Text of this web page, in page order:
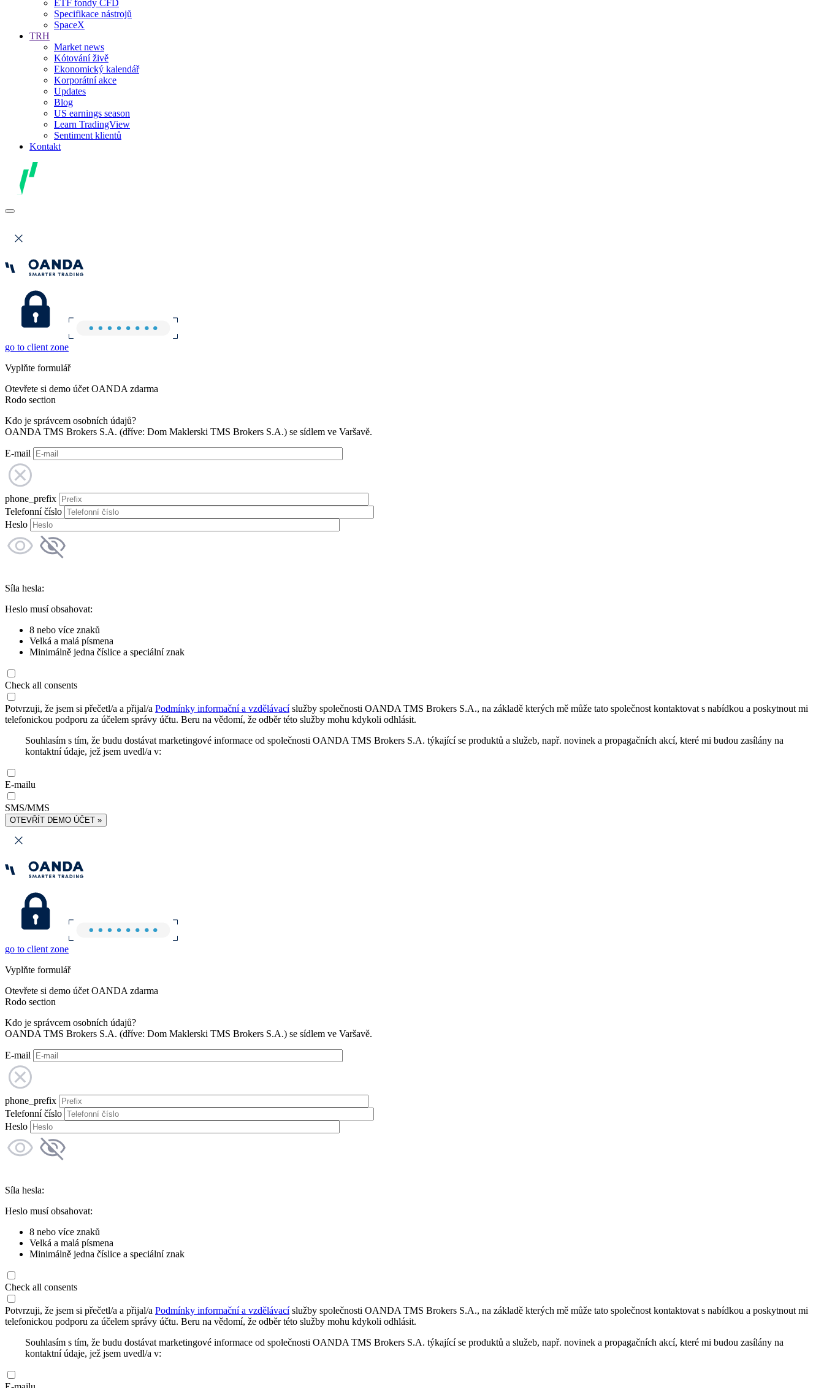
ETF fondy CFD
Specifikace nástrojů
SpaceX
TRH
Market news
Kótování živě
Ekonomický kalendář
Korporátní akce
Updates
Blog
US earnings season
Learn TradingView
Sentiment klientů
Kontakt
go to client zone
Vyplňte formulář
Otevřete si demo účet OANDA zdarma
Rodo section
Kdo je správcem osobních údajů?
OANDA TMS Brokers S.A. (dříve: Dom Maklerski TMS Brokers S.A.) se sídlem ve Varšavě.
E-mail
phone_prefix
Telefonní číslo
Heslo
Síla hesla:
Heslo musí obsahovat:
8 nebo více znaků
Velká a malá písmena
Minimálně jedna číslice a speciální znak
Check all consents
Potvrzuji, že jsem si přečetl/a a přijal/a Podmínky informační a vzdělávacíslužby společnosti OANDA TMS Brokers S.A., na základě kterých mě může tato společnost kontaktovat s nabídkou a poskytnout mi
telefonickou podporu za účelem správy účtu. Beru na vědomí, že odběr této služby mohu kdykoli odhlásit.
Souhlasím s tím, že budu dostávat marketingové informace od společnosti OANDA TMS Brokers S.A. týkající se produktů a služeb, např. novinek a propagačních akcí, které mi budou zasílány na
kontaktní údaje, jež jsem uvedl/a v:
E-mailu
SMS/MMS
OTEVŘÍT DEMO ÚČET »
go to client zone
Vyplňte formulář
Otevřete si demo účet OANDA zdarma
Rodo section
Kdo je správcem osobních údajů?
OANDA TMS Brokers S.A. (dříve: Dom Maklerski TMS Brokers S.A.) se sídlem ve Varšavě.
E-mail
phone_prefix
Telefonní číslo
Heslo
Síla hesla:
Heslo musí obsahovat:
8 nebo více znaků
Velká a malá písmena
Minimálně jedna číslice a speciální znak
Check all consents
Potvrzuji, že jsem si přečetl/a a přijal/a Podmínky informační a vzdělávacíslužby společnosti OANDA TMS Brokers S.A., na základě kterých mě může tato společnost kontaktovat s nabídkou a poskytnout mi
telefonickou podporu za účelem správy účtu. Beru na vědomí, že odběr této služby mohu kdykoli odhlásit.
Souhlasím s tím, že budu dostávat marketingové informace od společnosti OANDA TMS Brokers S.A. týkající se produktů a služeb, např. novinek a propagačních akcí, které mi budou zasílány na
kontaktní údaje, jež jsem uvedl/a v: